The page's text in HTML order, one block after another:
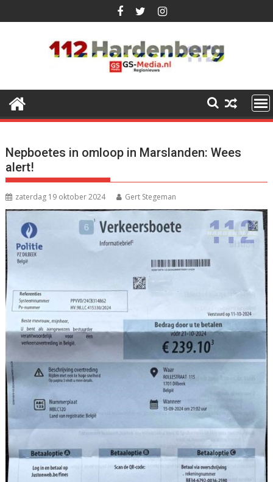
naar
Nepboetes in omloop in Marslanden: Wees
alert!
zaterdag 19 oktober 2024 Gert Stegeman